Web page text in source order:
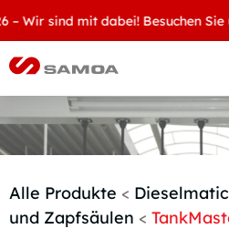
sind mit dabei! Besuchen Sie
Alle Produkte < Dieselmatic
und Zapfsäulen <